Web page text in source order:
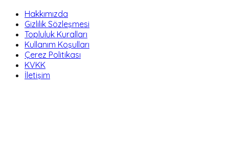
Hakkımızda
Gizlilik Sözleşmesi
Topluluk Kuralları
Kullanım Koşulları
Çerez Politikası
KVKK
İletişim